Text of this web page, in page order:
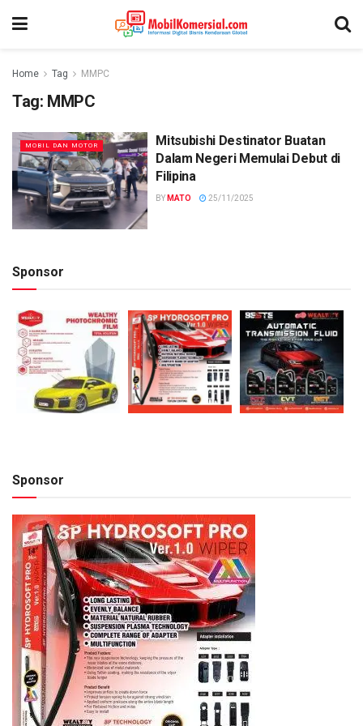
Home Tag MMPC
Tag: MMPC
MOBIL DAN MOTOR
Mitsubishi Destinator Buatan
Dalam Negeri Memulai Debut di
Filipina
BY MATO 25/11/2025
Sponsor
Sponsor